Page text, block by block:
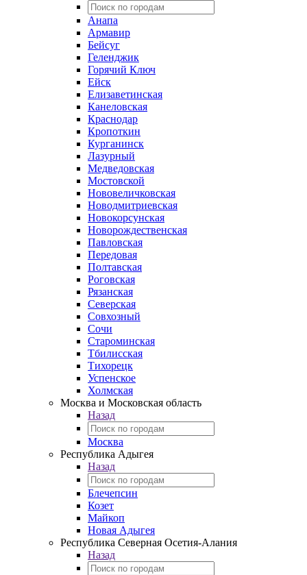
Анапа
Армавир
Бейсуг
Геленджик
Горячий Ключ
Ейск
Елизаветинская
Канеловская
Краснодар
Кропоткин
Курганинск
Лазурный
Медведовская
Мостовской
Нововеличковская
Новодмитриевская
Новокорсунская
Новорождественская
Павловская
Передовая
Полтавская
Роговская
Рязанская
Северская
Совхозный
Сочи
Староминская
Тбилисская
Тихорецк
Успенское
Холмская
Москва и Московская область
Назад
Москва
Республика Адыгея
Назад
Блечепсин
Козет
Майкоп
Новая Адыгея
Республика Северная Осетия-Алания
Назад